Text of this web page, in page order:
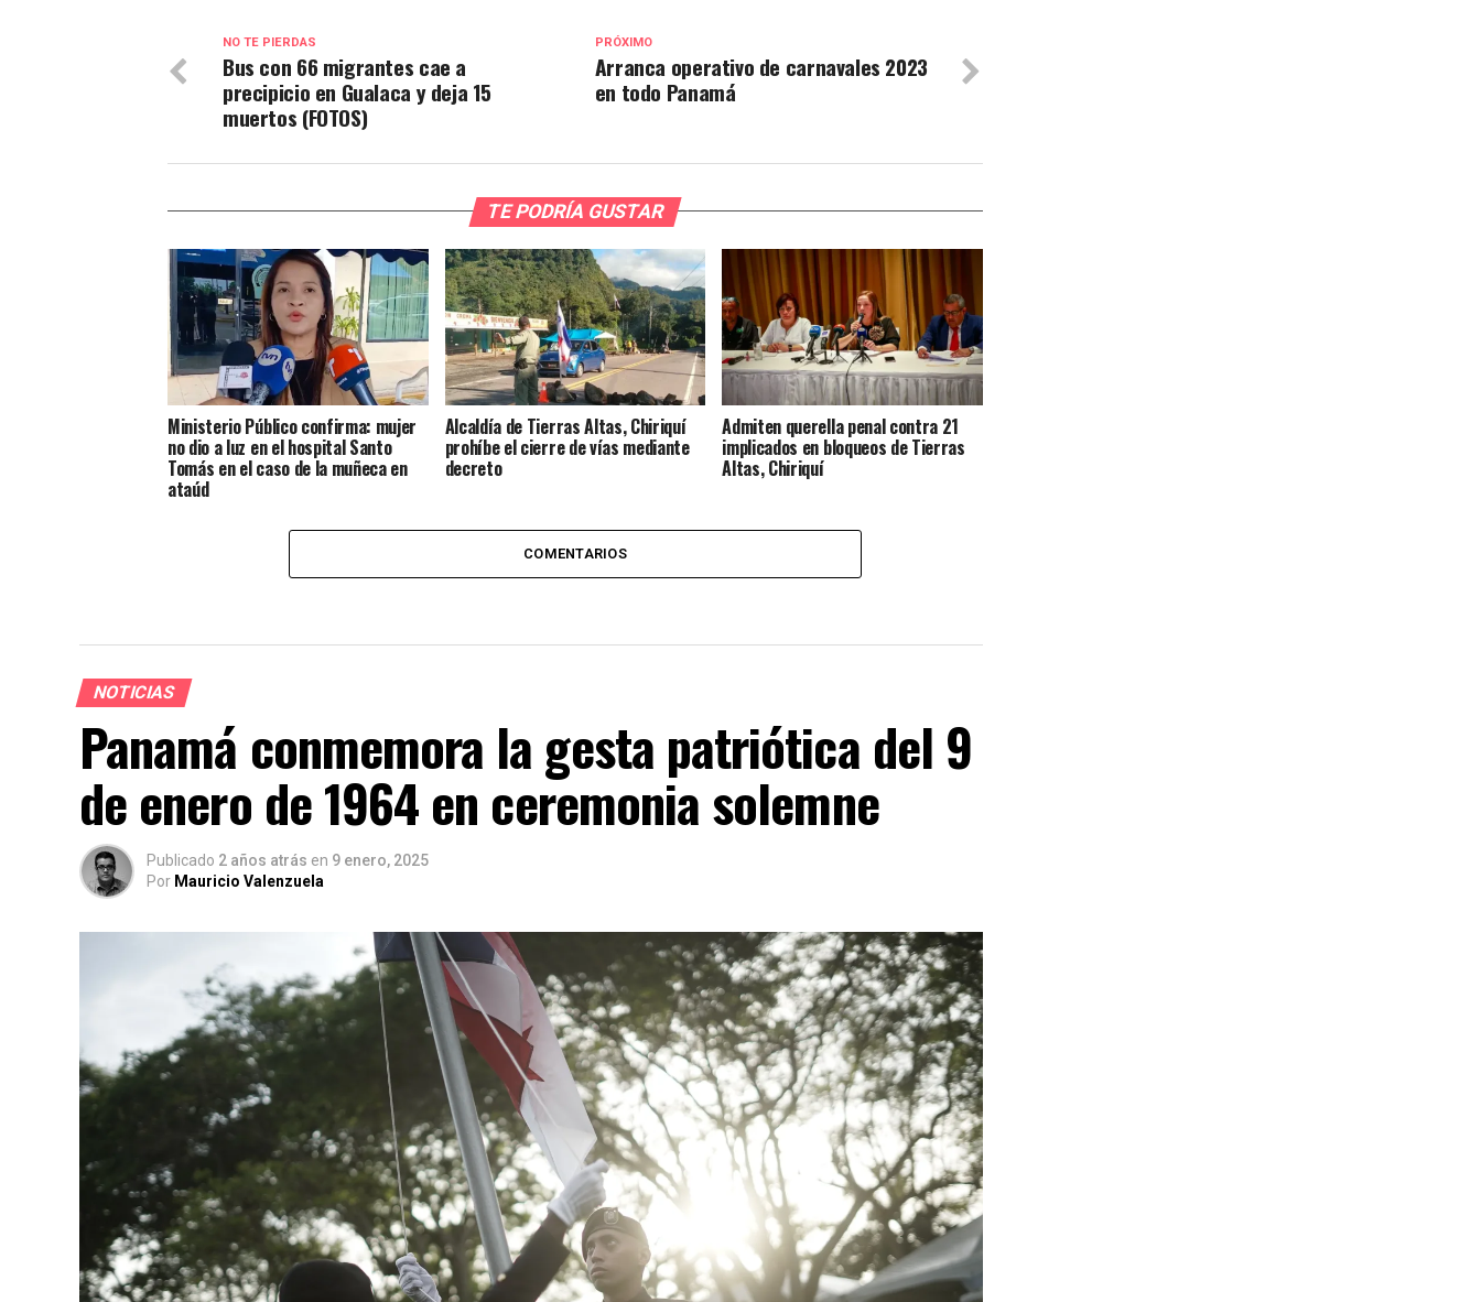
PRÓXIMO
Arranca operativo de carnavales 2023
en todo Panamá
NO TE PIERDAS
Bus con 66 migrantes cae a
precipicio en Gualaca y deja 15
muertos (FOTOS)
TE PODRÍA GUSTAR
Ministerio Público confirma: mujer
no dio a luz en el hospital Santo
Tomás en el caso de la muñeca en
ataúd
Alcaldía de Tierras Altas, Chiriquí
prohíbe el cierre de vías mediante
decreto
Admiten querella penal contra 21
implicados en bloqueos de Tierras
Altas, Chiriquí
COMENTARIOS
NOTICIAS
Panamá conmemora la gesta patriótica del 9
de enero de 1964 en ceremonia solemne
Publicado 2 años atrás en 9 enero, 2025
Por Mauricio Valenzuela